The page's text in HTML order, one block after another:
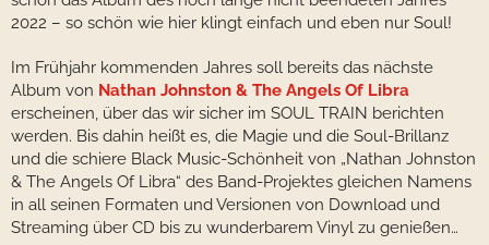
2022 – so schön wie hier klingt einfach und eben nur Soul!
Im Frühjahr kommenden Jahres soll bereits das nächste
Album von Nathan Johnston & The Angels Of Libra
erscheinen, über das wir sicher im SOUL TRAIN berichten
werden. Bis dahin heißt es, die Magie und die Soul-Brillanz
und die schiere Black Music-Schönheit von „Nathan Johnston
& The Angels Of Libra“ des Band-Projektes gleichen Namens
in all seinen Formaten und Versionen von Download und
Streaming über CD bis zu wunderbarem Vinyl zu genießen…